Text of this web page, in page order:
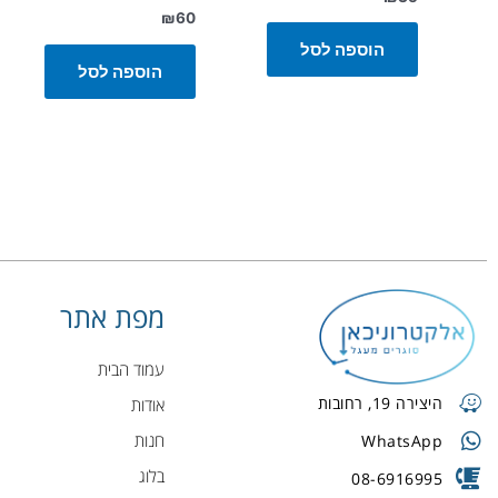
הוספה לסל
₪60
הוספה לסל
היצירה 19, רחובות
WhatsApp
08-6916995
מפת אתר
עמוד הבית
אודות
חנות
בלוג